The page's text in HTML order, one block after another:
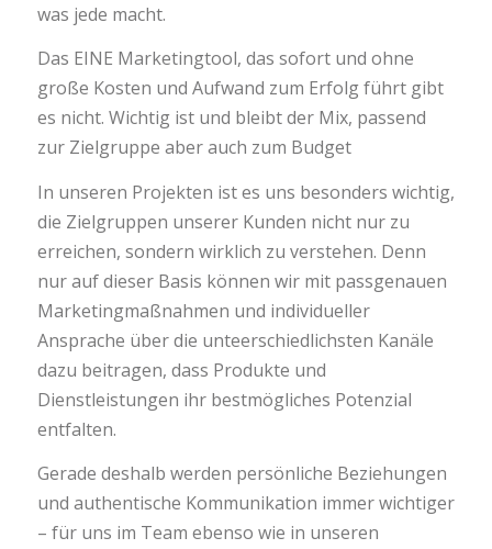
was jede macht.
Das EINE Marketingtool, das sofort und ohne
große Kosten und Aufwand zum Erfolg führt gibt
es nicht. Wichtig ist und bleibt der Mix, passend
zur Zielgruppe aber auch zum Budget
In unseren Projekten ist es uns besonders wichtig,
die Zielgruppen unserer Kunden nicht nur zu
erreichen, sondern wirklich zu verstehen. Denn
nur auf dieser Basis können wir mit passgenauen
Marketingmaßnahmen und individueller
Ansprache über die unteerschiedlichsten Kanäle
dazu beitragen, dass Produkte und
Dienstleistungen ihr bestmögliches Potenzial
entfalten.
Gerade deshalb werden persönliche Beziehungen
und authentische Kommunikation immer wichtiger
– für uns im Team ebenso wie in unseren